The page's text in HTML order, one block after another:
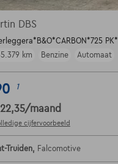
DBS
PK*
km Benzine Automaat
1
/maand
cijfervoorbeeld
Truiden, Falcomotive